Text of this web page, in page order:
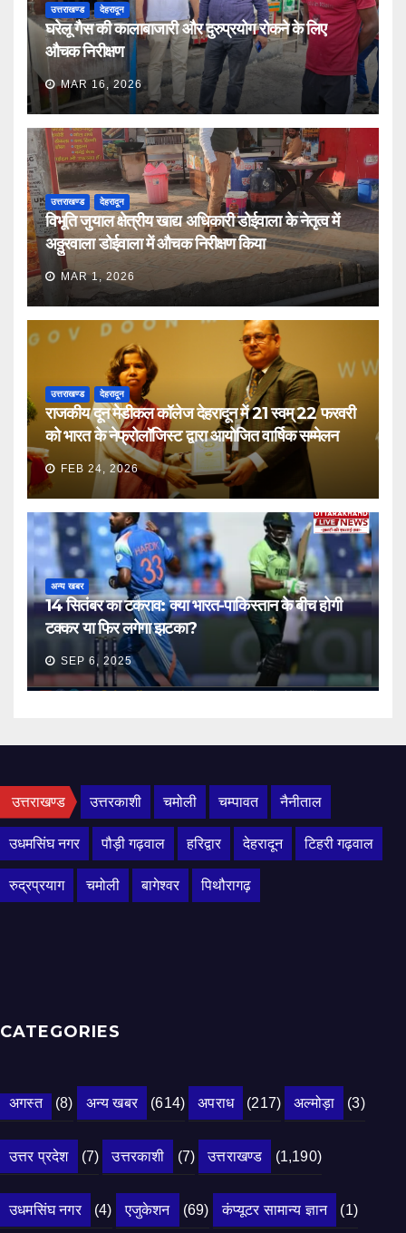
उत्तराखण्ड देहरादून
घरेलू गैस की कालाबाजारी और दुरुप्रयोग रोकने के लिए
औचक निरीक्षण
MAR 16, 2026
उत्तराखण्ड देहरादून
विभूति जुयाल क्षेत्रीय खाद्य अधिकारी डोईवाला के नेतृत्व में
अठ्ठुरवाला डोईवाला में औचक निरीक्षण किया
MAR 1, 2026
उत्तराखण्ड देहरादून
राजकीय दून मेडीकल कॉलेज देहरादून में 21 स्वम् 22 फरवरी
को भारत के नेफ्रोलॉजिस्ट द्वारा आयोजित वार्षिक सम्मेलन
FEB 24, 2026
अन्य खबर
14 सितंबर का टकराव: क्या भारत-पाकिस्तान के बीच होगी
टक्कर या फिर लगेगा झटका?
SEP 6, 2025
उत्तराखण्ड उत्तरकाशी चमोली चम्पावत नैनीताल
उधमसिंघ नगर पौड़ी गढ़वाल हरिद्वार देहरादून टिहरी गढ़वाल
रुद्रप्रयाग चमोली बागेश्वर पिथौरागढ़
CATEGORIES
अगस्त (8) अन्य खबर (614) अपराध (217) अल्मोड़ा (3)
उत्तर प्रदेश (7) उत्तरकाशी (7) उत्तराखण्ड (1,190)
उधमसिंघ नगर (4) एजुकेशन (69) कंप्यूटर सामान्य ज्ञान (1)